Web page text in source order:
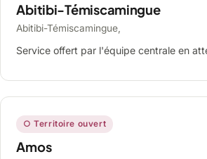
Abitibi-Témiscamingue
Abitibi-Témiscamingue,
Service offert par l'équipe centrale en
○ Territoire ouvert
Amos